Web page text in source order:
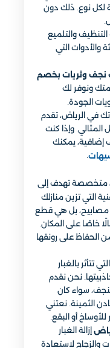
لكل نوع. ذلك دون
والتلميع
والأدوات التي
نجف وثريات بخصم
ونوفر لك
الجودة.
في الرياض، تقدم
وإذا كنت
إضافية، يمكنك
.
متخصصة تهدف إلى
التي تزين منازلك
مصابيح، بل هي قطع
خاصًا على المكان.
الحفاظ على رونقها
تتأثر بالغبار
نحن نقدم
سواء كان
الثمينة. نعتني
أو البقع.
إزالة الغبار
والزجاج لاستعادة